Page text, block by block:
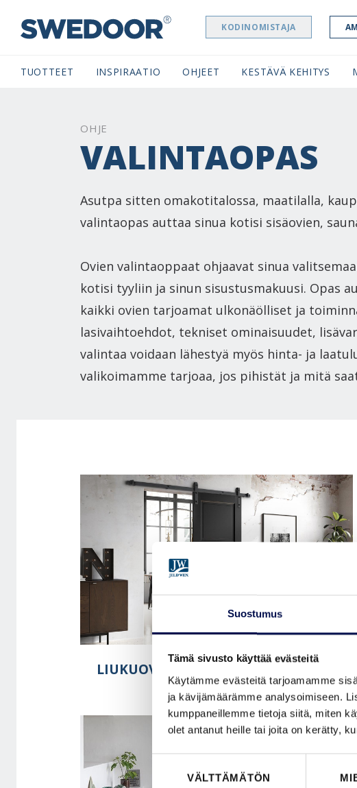
Suostumus
Tämä sivusto käyttää evästeitä
Käytämme evästeitä tarjoamamme
ja kävijämäärämme analysoimiseen.
kumppaneillemme tietoja siitä, miten
olet antanut heille tai joita on kerätty,
VÄLTTÄMÄTÖN
SWEDOOR NAVIGATION KODINOMISTAJA
TUOTTEET INSPIRAATIO OHJEET KESTÄVÄ KEHITYS
OHJE
VALINTAOPAS
Asutpa sitten omakotitalossa, maatilalla,
valintaopas auttaa sinua kotisi sisäovien,
Ovien valintaoppaat ohjaavat sinua
kotisi tyyliin ja sinun sisustusmakuusi. Opas
kaikki ovien tarjoamat ulkonäölliset ja
lasivaihtoehdot, tekniset ominaisuudet,
valintaa voidaan lähestyä myös hinta- ja
valikoimamme tarjoaa, jos pihistät ja mitä
LIUKUOVIEN VALINTAOPAS